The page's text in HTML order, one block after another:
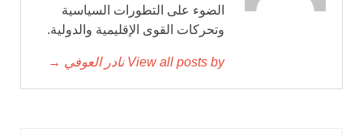
الضوء على التطورات السياسية
وتحركات القوى الإقليمية والدولية.
View all posts by نادر العوفي →